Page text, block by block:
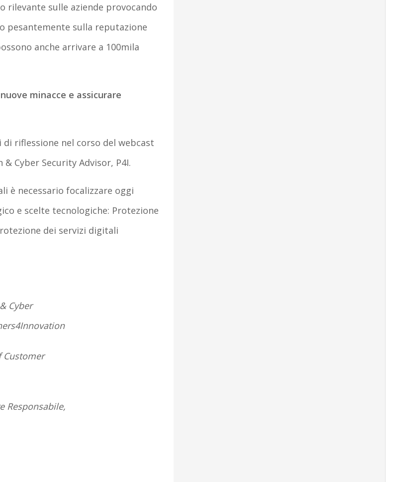
rilevante sulle aziende provocando
pesantemente sulla reputazione
anche arrivare a 100mila
minacce e assicurare
riflessione nel corso del webcast
Cyber Security Advisor, P4I.
è necessario focalizzare oggi
e scelte tecnologiche: Protezione
dei servizi digitali
Cyber
Customer
Responsabile,